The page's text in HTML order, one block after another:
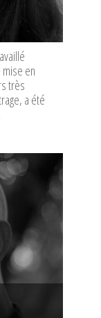
en
très
a été